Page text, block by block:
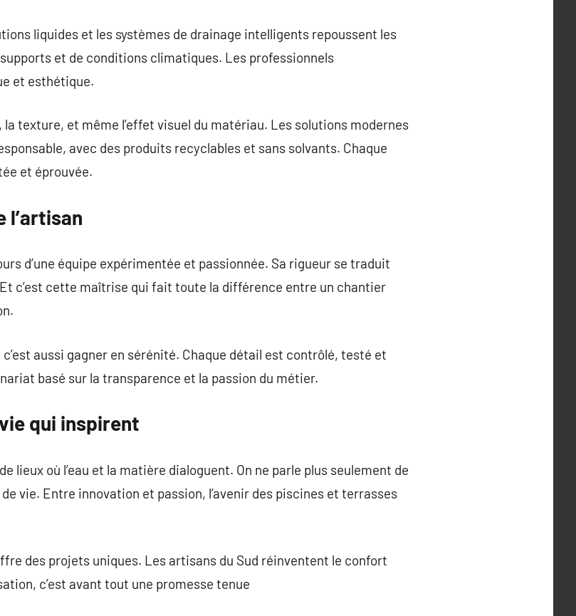
liquides et les systèmes de drainage intelligents repoussent les
et de conditions climatiques. Les professionnels
et esthétique.
texture, et même l’effet visuel du matériau. Les solutions modernes
avec des produits recyclables et sans solvants. Chaque
et éprouvée.
l’artisan
d’une équipe expérimentée et passionnée. Sa rigueur se traduit
c’est cette maîtrise qui fait toute la différence entre un chantier
aussi gagner en sérénité. Chaque détail est contrôlé, testé et
basé sur la transparence et la passion du métier.
qui inspirent
lieux où l’eau et la matière dialoguent. On ne parle plus seulement de
vie. Entre innovation et passion, l’avenir des piscines et terrasses
des projets uniques. Les artisans du Sud réinventent le confort
c’est avant tout une promesse tenue